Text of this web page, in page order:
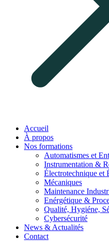
Accueil
À propos
Nos formations
Automatismes et
Instrumentation &
Électrotechnique et
Mécaniques
Maintenance
Enérgétique &
Qualité, Hygiéne,
Cybersécurité
News & Actualités
Contact